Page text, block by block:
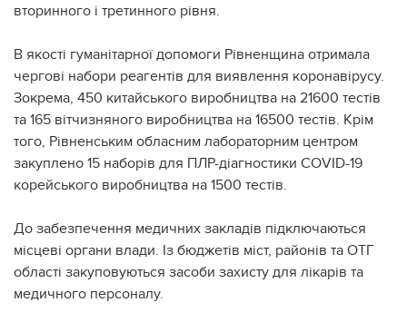
вторинного і третинного рівня.
В якості гуманітарної допомоги Рівненщина отримала
чергові набори реагентів для виявлення коронавірусу.
Зокрема, 450 китайського виробництва на 21600 тестів
та 165 вітчизняного виробництва на 16500 тестів. Крім
того, Рівненським обласним лабораторним центром
закуплено 15 наборів для ПЛР-діагностики COVID-19
корейського виробництва на 1500 тестів.
До забезпечення медичних закладів підключаються
місцеві органи влади. Із бюджетів міст, районів та ОТГ
області закуповуються засоби захисту для лікарів та
медичного персоналу.